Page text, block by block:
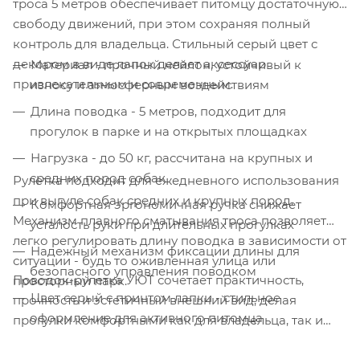
троса 5 метров обеспечивает питомцу достаточную
свободу движений, при этом сохраняя полный
контроль для владельца. Стильный серый цвет с
декором в виде лапок делает аксессуар
привлекательным и современным.
Материал - прочный нейлон, устойчивый к
износу и атмосферным воздействиям
Длина поводка - 5 метров, подходит для
прогулок в парке и на открытых площадках
Нагрузка - до 50 кг, рассчитана на крупных и
средних пород собак
Комфортная эргономичная ручка снижает
усталость руки при длительных прогулках
Надежный механизм фиксации длины для
безопасного управления поводком
Цвет серый с принтом лапки - стильное
оформление для активного питомца
Рулетка подходит для ежедневного использования
при выгуле собак средних и крупных пород.
Механизм плавного сматывания троса позволяет
легко регулировать длину поводка в зависимости от
ситуации - будь то оживленная улица или
просторный парк.
Поводок-рулетка УЮТ сочетает практичность,
прочность и эстетичный внешний вид, делая
прогулки комфортными как для владельца, так и